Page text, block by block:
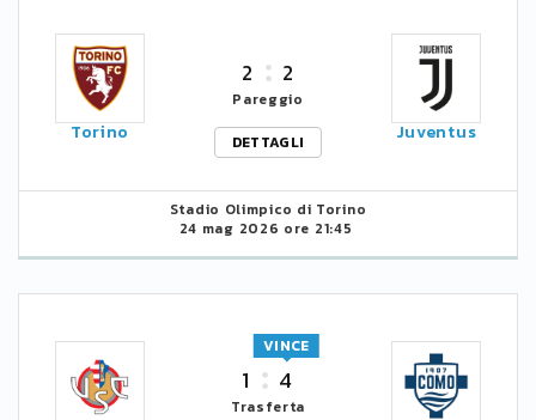
Torino
2 2
Pareggio
DETTAGLI
Juventus
Stadio Olimpico di Torino
24 mag 2026 ore 21:45
1 4
VINCE
Trasferta